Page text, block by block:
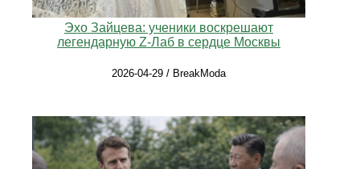
Эхо Зайцева: ученики воскрешают
легендарную Z-Лаб в сердце Москвы
2026-04-29 / BreakModa